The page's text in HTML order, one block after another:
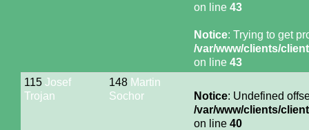
on line 43
Notice: Trying to get
/var/www/clients/
on line 43
115 Josef
Trojan
148 Martin
Sochor
Notice: Undefined
/var/www/clients/
on line 40